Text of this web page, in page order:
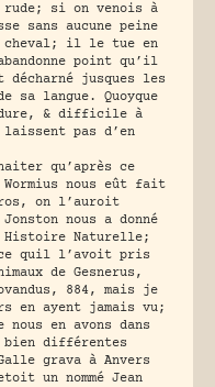
si on venois à
aucune peine
cheval; il le tue en
point qu’il
jusques les
sa langue. Quoyque
& difficile à
pas d’en
qu’après ce
nous eût fait
on l’auroit
nous a donné
Histoire Naturelle;
quil l’avoit pris
de Gesnerus,
884, mais je
en ayent jamais vu;
nous en avons dans
bien différentes
grava à Anvers
un nommé Jean